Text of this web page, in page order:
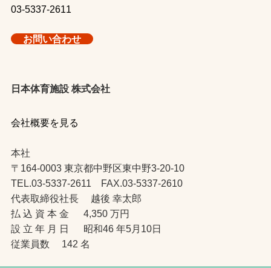
03-5337-2611
お問い合わせ
日本体育施設 株式会社
会社概要を見る
本社
〒164-0003 東京都中野区東中野3-20-10
TEL.03-5337-2611 FAX.03-5337-2610
代表取締役社長 越後 幸太郎
払 込 資 本 金 4,350 万円
設 立 年 月 日 昭和46 年5月10日
従業員数 142 名